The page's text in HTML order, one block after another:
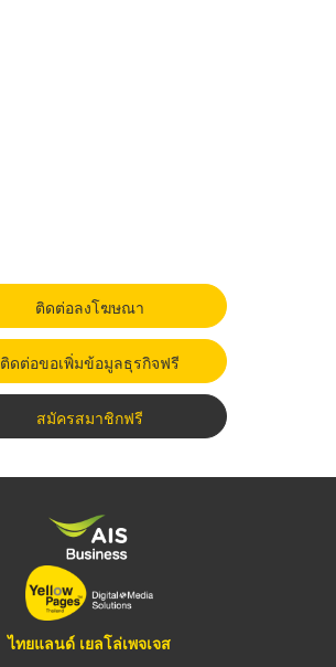
ติดต่อลงโฆษณา
ติดต่อขอเพิ่มข้อมูลธุรกิจฟรี
สมัครสมาชิกฟรี
ไทยแลนด์ เยลโล่เพจเจส